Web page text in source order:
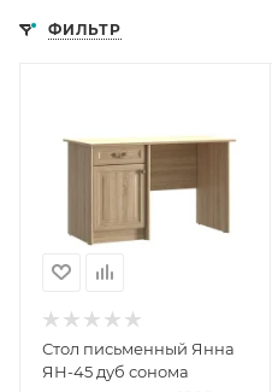
ФИЛЬТР
Стол письменный Янна
ЯН-45 дуб сонома